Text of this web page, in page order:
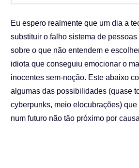
Eu espero realmente que um dia a
substituir o falho sistema de
sobre o que não entendem e
idiota que conseguiu emocionar o
inocentes sem-noção. Este abaixo
algumas das possibilidades (quase
cyberpunks, meio elocubrações)
num futuro não tão próximo por